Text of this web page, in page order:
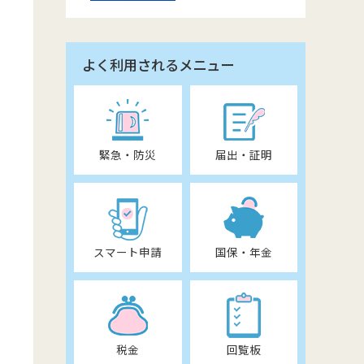
よく利用されるメニュー
緊急・防災 届出・証明
スマート申請 国保・年金
税金 回覧板